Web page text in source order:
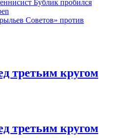
Бублик пробился
Советов» против
третьим кругом
третьим кругом